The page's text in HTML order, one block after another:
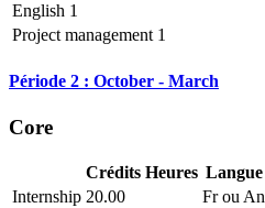
English 1
Project management 1
Période 2 : October - March
Core
Crédits Heures Langue
Internship 20.00 Fr ou An